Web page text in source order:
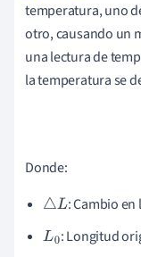
temperatura, uno
otro, causando un
una lectura de
la temperatura se
Donde:
△L : Cambio
L0 : Longitud